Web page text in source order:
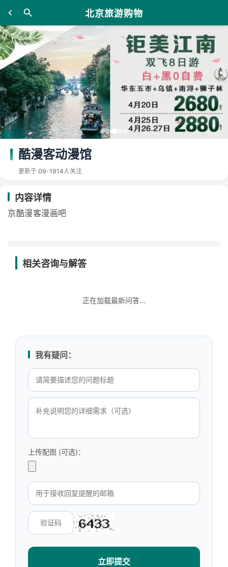
北京旅游购物
酷漫客动漫馆
更新于 09-1914人关注
内容详情
京酷漫客漫画吧
相关咨询与解答
正在加载最新问答...
我有疑问：
上传配图 (可选)：
立即提交